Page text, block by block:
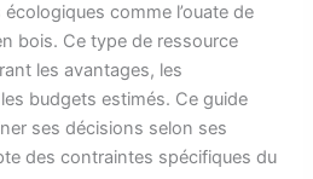
comme l’ouate de
bois. Ce type de ressource
les avantages, les
budgets estimés. Ce guide
ses décisions selon ses
des contraintes spécifiques du